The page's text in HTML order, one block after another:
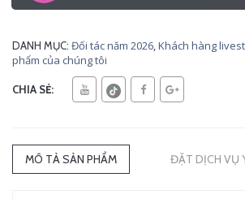
DANH MỤC: Đối tác năm 2026,Khách hàng
phẩm của chúng tôi
CHIA SẺ:
MÔ TẢ SẢN PHẨM ĐẶT DỊCH VỤ